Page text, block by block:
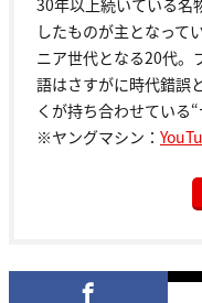
30年以上続いている名
したものが主となって
ニア世代となる20代。
語はさすがに時代錯誤
くが持ち合わせている
※ヤングマシン：